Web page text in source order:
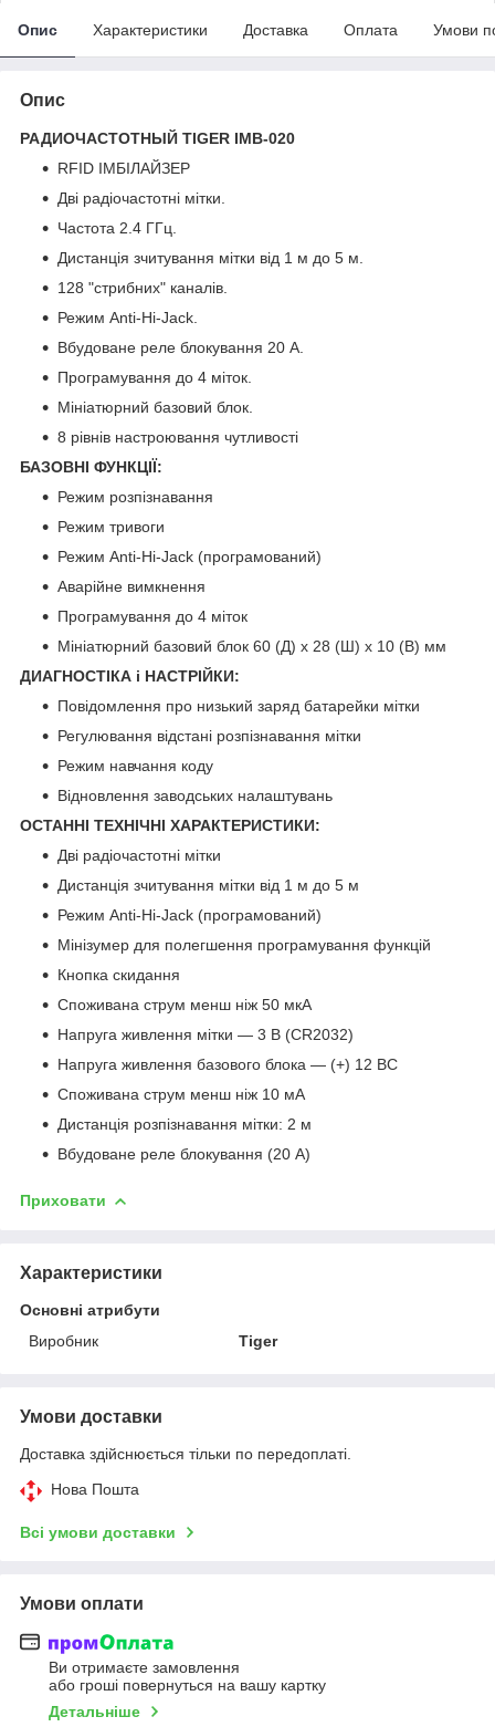
Опис Характеристики Доставка Оплата Умови
Опис
РАДИОЧАСТОТНЫЙ TIGER IMB-020
RFID ІМБІЛАЙЗЕР
Дві радіочастотні мітки.
Частота 2.4 ГГц.
Дистанція зчитування мітки від 1 м до 5 м.
128 "стрибних" каналів.
Режим Anti-Hi-Jack.
Вбудоване реле блокування 20 А.
Програмування до 4 міток.
Мініатюрний базовий блок.
8 рівнів настроювання чутливості
БАЗОВНІ ФУНКЦІЇ:
Режим розпізнавання
Режим тривоги
Режим Anti-Hi-Jack (програмований)
Аварійне вимкнення
Програмування до 4 міток
Мініатюрний базовий блок 60 (Д) x 28 (Ш) x 10 (В) мм
ДИАГНОСТІКА і НАСТРІЙКИ:
Повідомлення про низький заряд батарейки мітки
Регулювання відстані розпізнавання мітки
Режим навчання коду
Відновлення заводських налаштувань
ОСТАННІ ТЕХНІЧНІ ХАРАКТЕРИСТИКИ:
Дві радіочастотні мітки
Дистанція зчитування мітки від 1 м до 5 м
Режим Anti-Hi-Jack (програмований)
Мінізумер для полегшення програмування функцій
Кнопка скидання
Споживана струм менш ніж 50 мкА
Напруга живлення мітки — 3 В (CR2032)
Напруга живлення базового блока — (+) 12 ВС
Споживана струм менш ніж 10 мА
Дистанція розпізнавання мітки: 2 м
Вбудоване реле блокування (20 А)
Приховати
Характеристики
Основні атрибути
Виробник
Tiger
Умови доставки
Доставка здійснюється тільки по передоплаті.
Нова Пошта
Всі умови доставки
Умови оплати
Ви отримаєте замовлення
або гроші повернуться на вашу картку
Детальніше